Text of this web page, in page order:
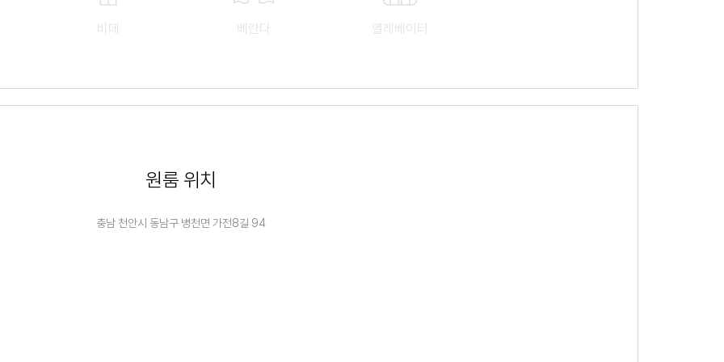
비데 베란다 엘레베이터
원룸 위치
충남 천안시 동남구 병천면 가전8길 94